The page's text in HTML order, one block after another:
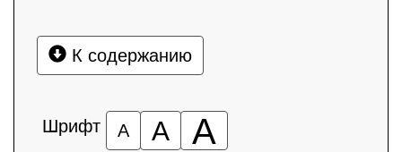
К содержанию
Шрифт А А А